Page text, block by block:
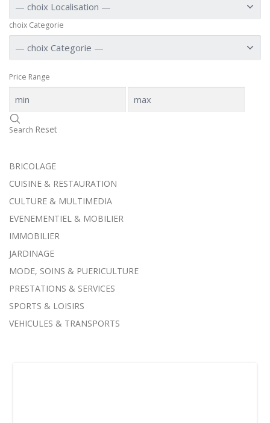
choix Categorie
Price Range
Search Reset
BRICOLAGE
CUISINE & RESTAURATION
CULTURE & MULTIMEDIA
EVENEMENTIEL & MOBILIER
IMMOBILIER
JARDINAGE
MODE, SOINS & PUERICULTURE
PRESTATIONS & SERVICES
SPORTS & LOISIRS
VEHICULES & TRANSPORTS